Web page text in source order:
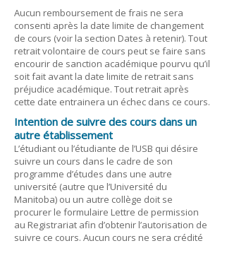
Aucun remboursement de frais ne sera
consenti après la date limite de changement
de cours (voir la section Dates à retenir). Tout
retrait volontaire de cours peut se faire sans
encourir de sanction académique pourvu qu’il
soit fait avant la date limite de retrait sans
préjudice académique. Tout retrait après
cette date entrainera un échec dans ce cours.
Intention de suivre des cours dans un
autre établissement
L’étudiant ou l’étudiante de l’USB qui désire
suivre un cours dans le cadre de son
programme d’études dans une autre
université (autre que l’Université du
Manitoba) ou un autre collège doit se
procurer le formulaire Lettre de permission
au Registrariat afin d’obtenir l’autorisation de
suivre ce cours. Aucun cours ne sera crédité